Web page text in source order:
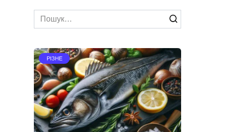
Search
for:
РІЗНЕ